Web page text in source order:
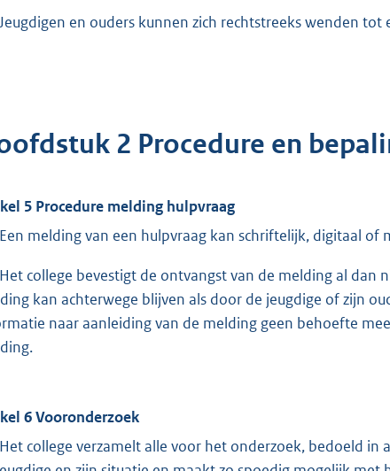
en ouders kunnen zich rechtstreeks wenden tot
2 Procedure en
5 Procedure melding hulpvraag
melding van een hulpvraag kan schriftelijk, digitaal of
college bevestigt de ontvangst van de melding al dan
kan achterwege blijven als door de jeugdige of zijn
naar aanleiding van de melding geen behoefte
6 Vooronderzoek
college verzamelt alle voor het onderzoek, bedoeld in